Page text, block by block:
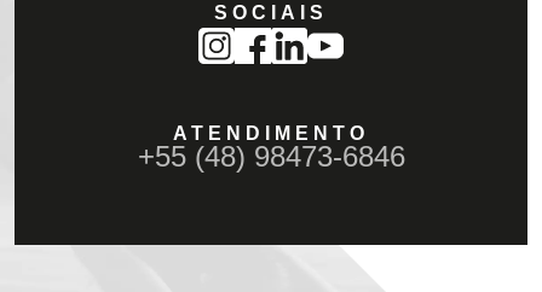
SOCIAIS
ATENDIMENTO
+55 (48) 98473-6846